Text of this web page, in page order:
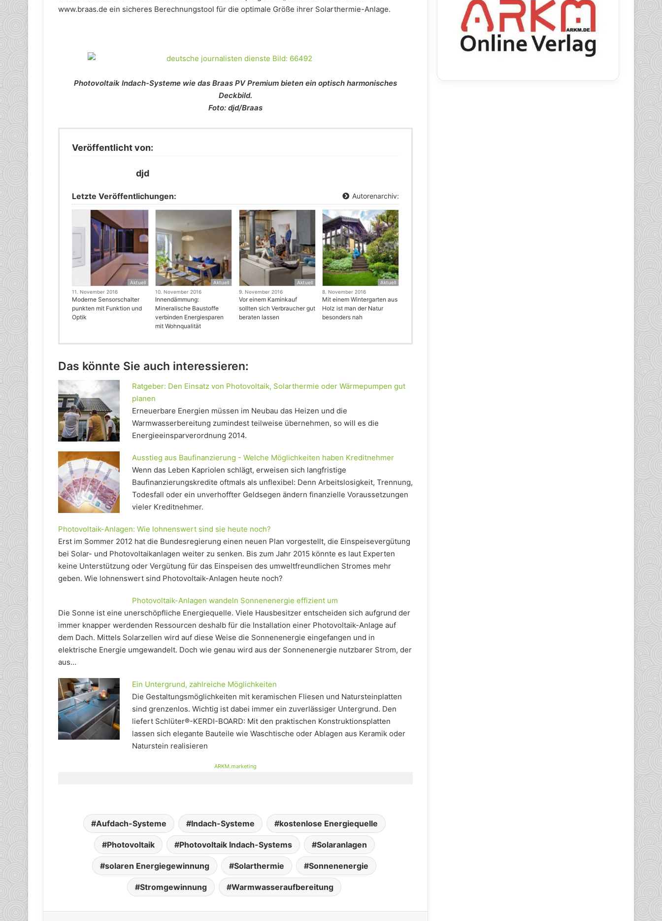
www.braas.de ein sicheres Berechnungstool für die optimale Größe ihrer Solarthermie-Anlage.
Photovoltaik Indach-Systeme wie das Braas PV Premium bieten ein optisch harmonisches
Deckbild.
Foto: djd/Braas
Veröffentlicht von:
djd
Letzte Veröffentlichungen: Autorenarchiv:
Aktuell
11. November 2016
Moderne Sensorschalter
punkten mit Funktion und
Optik
Aktuell
10. November 2016
Innendämmung:
Mineralische Baustoffe
verbinden Energiesparen
mit Wohnqualität
Aktuell
9. November 2016
Vor einem Kaminkauf
sollten sich Verbraucher gut
beraten lassen
Aktuell
8. November 2016
Mit einem Wintergarten aus
Holz ist man der Natur
besonders nah
Das könnte Sie auch interessieren:
Ratgeber: Den Einsatz von Photovoltaik, Solarthermie oder Wärmepumpen gut
planen
Erneuerbare Energien müssen im Neubau das Heizen und die
Warmwasserbereitung zumindest teilweise übernehmen, so will es die
Energieeinsparverordnung 2014.
Ausstieg aus Baufinanzierung - Welche Möglichkeiten haben Kreditnehmer
Wenn das Leben Kapriolen schlägt, erweisen sich langfristige
Baufinanzierungskredite oftmals als unflexibel: Denn Arbeitslosigkeit, Trennung,
Todesfall oder ein unverhoffter Geldsegen ändern finanzielle Voraussetzungen
vieler Kreditnehmer.
Photovoltaik-Anlagen: Wie lohnenswert sind sie heute noch?
Erst im Sommer 2012 hat die Bundesregierung einen neuen Plan vorgestellt, die Einspeisevergütung
bei Solar- und Photovoltaikanlagen weiter zu senken. Bis zum Jahr 2015 könnte es laut Experten
keine Unterstützung oder Vergütung für das Einspeisen des umweltfreundlichen Stromes mehr
geben. Wie lohnenswert sind Photovoltaik-Anlagen heute noch?
Photovoltaik-Anlagen wandeln Sonnenenergie effizient um
Die Sonne ist eine unerschöpfliche Energiequelle. Viele Hausbesitzer entscheiden sich aufgrund der
immer knapper werdenden Ressourcen deshalb für die Installation einer Photovoltaik-Anlage auf
dem Dach. Mittels Solarzellen wird auf diese Weise die Sonnenenergie eingefangen und in
elektrische Energie umgewandelt. Doch wie genau wird aus der Sonnenenergie nutzbarer Strom, der
aus…
Ein Untergrund, zahlreiche Möglichkeiten
Die Gestaltungsmöglichkeiten mit keramischen Fliesen und Natursteinplatten
sind grenzenlos. Wichtig ist dabei immer ein zuverlässiger Untergrund. Den
liefert Schlüter®-KERDI-BOARD: Mit den praktischen Konstruktionsplatten
lassen sich elegante Bauteile wie Waschtische oder Ablagen aus Keramik oder
Naturstein realisieren
ARKM.marketing
Aufdach-Systeme Indach-Systeme kostenlose Energiequelle
Photovoltaik Photovoltaik Indach-Systems Solaranlagen
solaren Energiegewinnung Solarthermie Sonnenenergie
Stromgewinnung Warmwasseraufbereitung